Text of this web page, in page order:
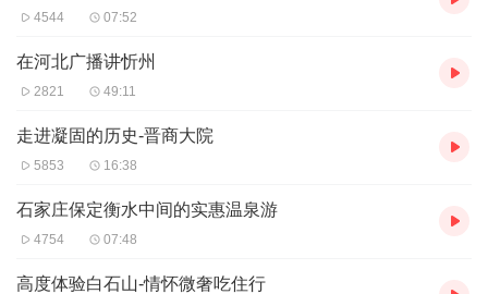
私享 庭院+百分之四十
用古院落梁柱砖石门窗石木雕老料建造+百分之四十
夜景 灯光+百分之二十
精制卫浴用品+百分之十
民宿能否营利一是非周末客流，一般以团建解决，基础是达到十五
暑期客流一般以泳池设施解决。
4544 07:52
在河北广播讲忻州
2821 49:11
走进凝固的历史-晋商大院
5853 16:38
石家庄保定衡水中间的实惠温泉游
4754 07:48
高度体验白石山-情怀微奢吃住行